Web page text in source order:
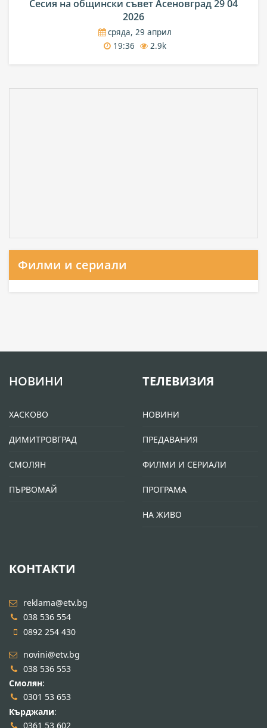
Сесия на общински съвет Асеновград 29 04
2026
сряда, 29 април
19:36
2.9k
Филми и сериали
НОВИНИ
ХАСКОВО
ДИМИТРОВГРАД
СМОЛЯН
ПЪРВОМАЙ
ТЕЛЕВИЗИЯ
НОВИНИ
ПРЕДАВАНИЯ
ФИЛМИ И СЕРИАЛИ
ПРОГРАМА
НА ЖИВО
КОНТАКТИ
reklama@etv.bg
038 536 554
0892 254 430
novini@etv.bg
038 536 553
Смолян:
0301 53 653
Кърджали:
0361 53 602